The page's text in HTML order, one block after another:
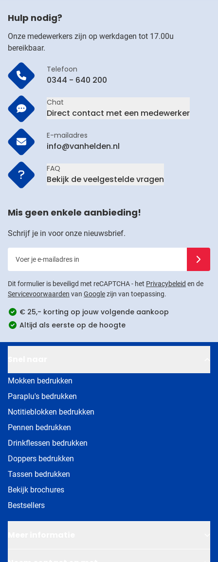
Hulp nodig?
Onze medewerkers zijn op werkdagen tot 17.00u
bereikbaar.
Telefoon
0344 - 640 200
Chat
Direct contact met een medewerker
E-mailadres
info@vanhelden.nl
FAQ
Bekijk de veelgestelde vragen
Mis geen enkele aanbieding!
Schrijf je in voor onze nieuwsbrief.
Dit formulier is beveiligd met reCAPTCHA - het Privacybeleid en de
Servicevoorwaarden van Googlezijn van toepassing.
€ 25,- korting op jouw volgende aankoop
Altijd als eerste op de hoogte
Mokken bedrukken
Paraplu's bedrukken
Notitieblokken bedrukken
Pennen bedrukken
Drinkflessen bedrukken
Doppers bedrukken
Tassen bedrukken
Bekijk brochures
Bestsellers